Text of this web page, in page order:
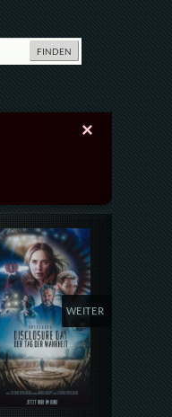
×
Details,Play
WEITER